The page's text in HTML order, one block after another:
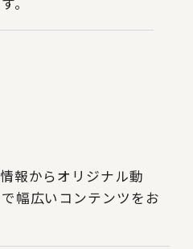
報からオリジナル動
幅広いコンテンツをお